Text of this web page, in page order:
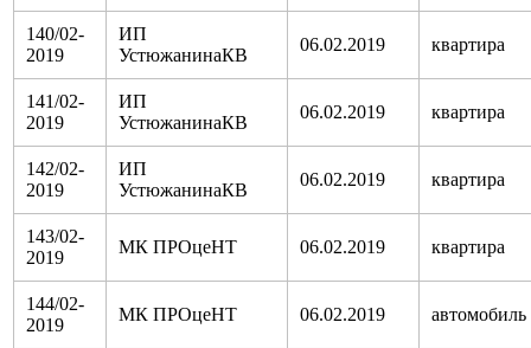
140/02-
2019
ИП
УстюжанинаКВ
06.02.2019 квартира
141/02-
2019
ИП
УстюжанинаКВ
06.02.2019 квартира
142/02-
2019
ИП
УстюжанинаКВ
06.02.2019 квартира
143/02-
2019
МК ПРОцеНТ 06.02.2019 квартира
144/02-
2019
МК ПРОцеНТ 06.02.2019 автомобиль